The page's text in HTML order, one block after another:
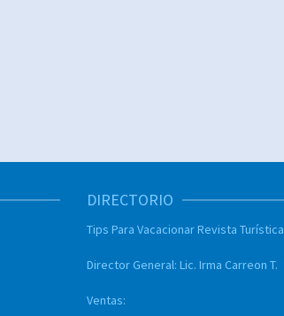
DIRECTORIO
Tips Para VacacionarRevista Turística
Director General: Lic. Irma Carreon T.
Ventas: